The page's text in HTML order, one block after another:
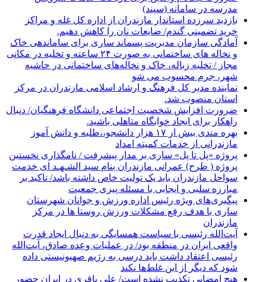
مدرسه در سامانه (سپند)
بازدید سرزده استاندار مازندران از اداره کل غله و مراکز
خرید تضمینی گندم/ ضایعات نان را کاهش دهیم.
آمادگی سازمان مدیریت پسماند ساری برای ساماندهی خاک
و نخاله های ساختمانی به صورت ۲۴ ساعته و تخلیه در مکانی
مجاز / تخلیه زباله، خاک و نخاله‌های ساختمانی در حاشیه
شهر، جرم محسوب می شو
نماینده مدیر کل فرهنگ و ارشاد اسلامی مازندران در مرکز
استان منصوب شد.
ضرورت افزایش شخصیت اجتماعی دانشگاه فرهنگیان/ دنبال
راهکار برای ایجاد خوابگاه متاهلی باشید.
بهره مندی بیش از ۱۷ هزار دانشجو،،طلبه و دانش آموز
مازندرانی از خدمات کمیته امداد
پروژه «پل تا پل» ساری بر مدار پیشرفت / نامگذاری نخستین
پروژه ( طرح) عمرانی مازندران بنام سید الشـهـد ای خدمت
سواحل مازندران باید یک تولیت خاص داشته باشد/ تاکید بر
مبارزه سلبی و ایجابی با مسئله پیری جمعیت
پیگیری‌های ویژه رئیس اداره ورزش و جوانان شهرستان
ساری با هدف رفع مشکلات ورزش روستا ها در مرکز
مازندران
آیت‌الله رئیسی با سیاست همسایگی به دنبال ایجاد قدرت
واقعی ایران در منطقه بود/ در عملیات وعده صادق، آیت‌الله
رئیسی اعتقاد داشت باید درسی به رژیم صهیونیستی داده
شود که دیگر از این غلط‌ها نکند
هیچ امضایی تکذیب نشده است/ علی باقری در ایران حضور